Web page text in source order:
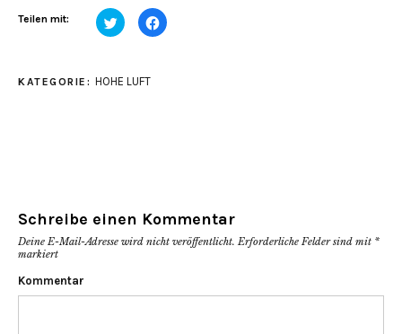
Teilen mit: Klick,
um
(Wird
Klick,
um
KATEGORIE: HOHE LUFT
Schreibe einen Kommentar
Deine E-Mail-Adresse wird nicht veröffentlicht. Erforderliche Felder sind mit *
markiert
Kommentar